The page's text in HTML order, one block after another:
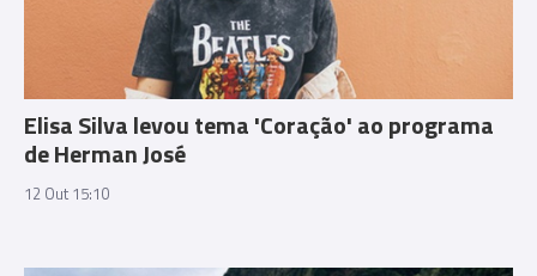
Elisa Silva levou tema 'Coração' ao programa
de Herman José
12 Out 15:10